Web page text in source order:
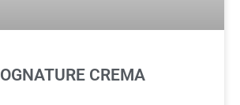
CREMA